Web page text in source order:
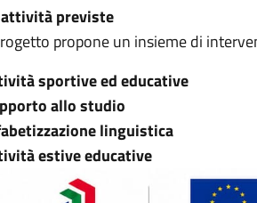
previste
propone un insieme di
sportive ed educative
allo studio
linguistica
estive educative